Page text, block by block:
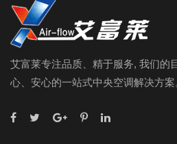
艾富莱专注品质、精于服务, 我们的
心、安心的一站式中央空调解决方案